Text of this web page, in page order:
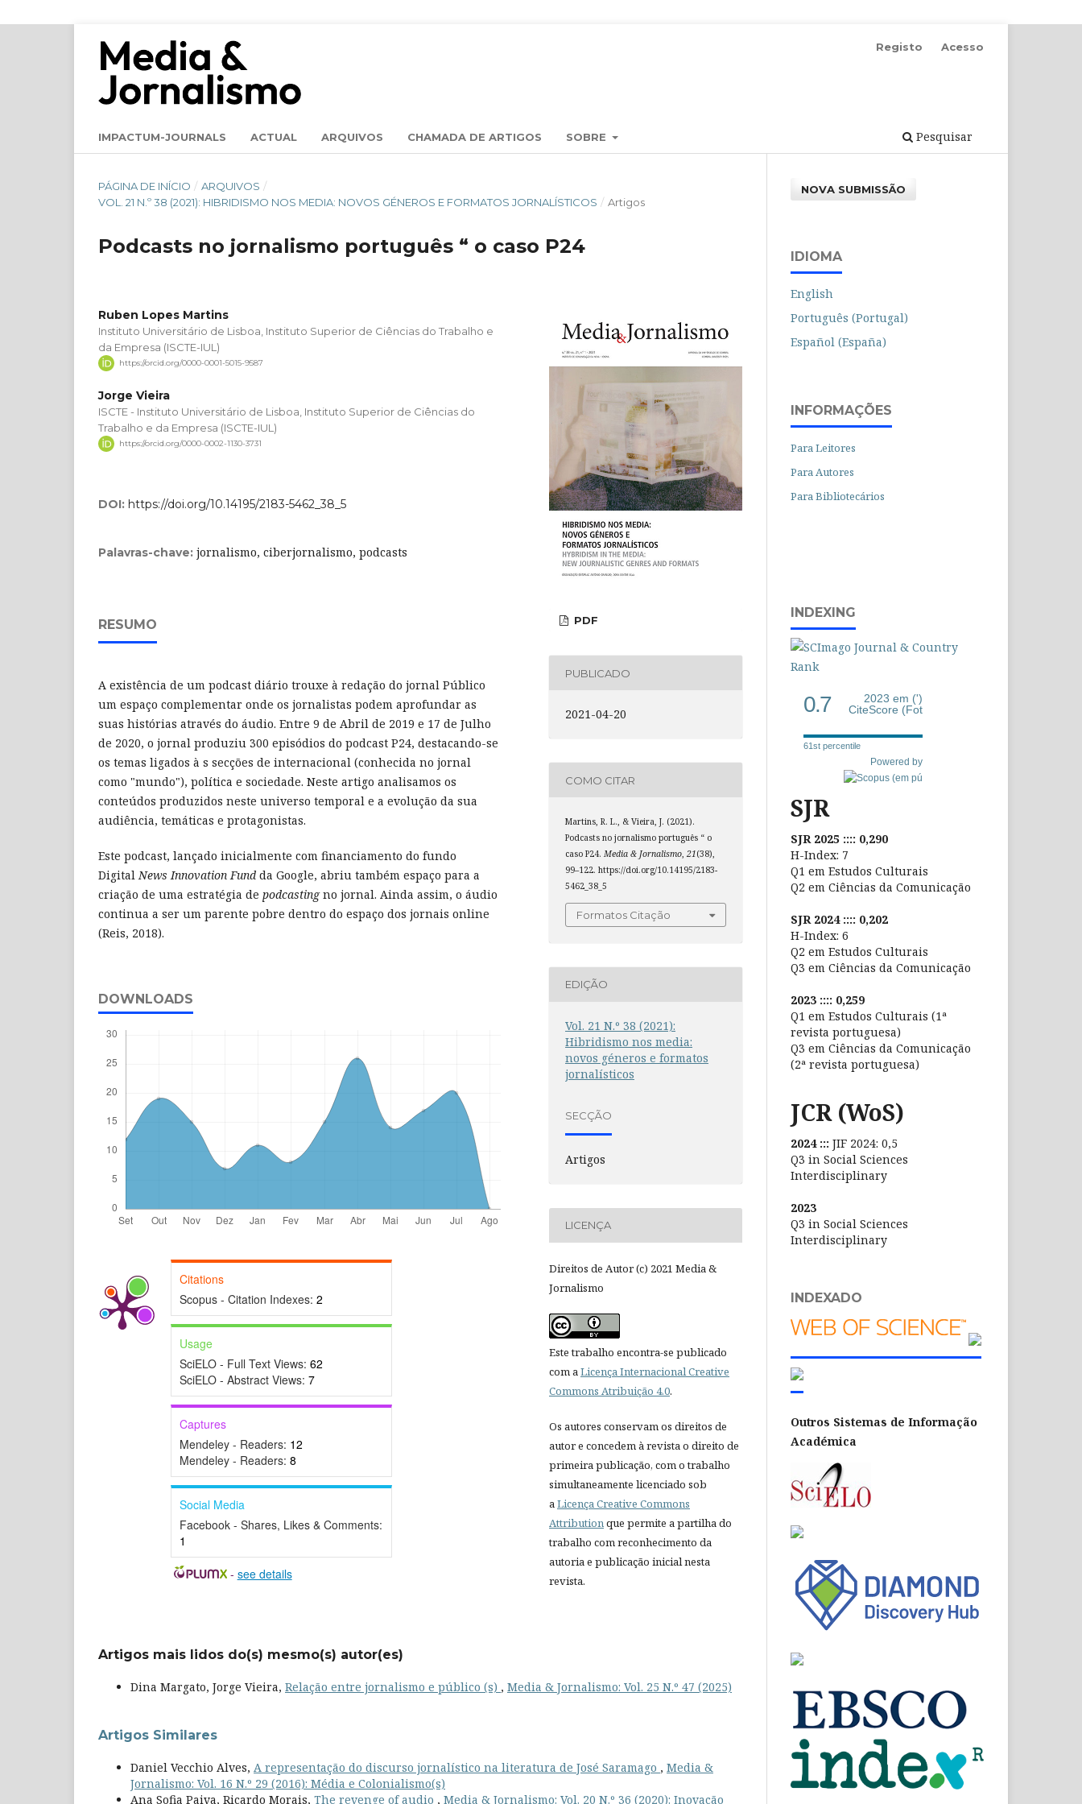
IMPACTUM-JOURNALS ACTUAL ARQUIVOS CHAMADA DE ARTIGOS SOBRE Pesquisar
Registo Acesso
PÁGINA DE INÍCIO / ARQUIVOS /
VOL. 21 N.º 38 (2021): HIBRIDISMO NOS MEDIA: NOVOS GÉNEROS E FORMATOS JORNALÍSTICOS / Artigos
Podcasts no jornalismo português “ o caso P24
Ruben Lopes Martins
Instituto Universitário de Lisboa, Instituto Superior de Ciências do Trabalho e
da Empresa (ISCTE-IUL)
https://orcid.org/0000-0001-5015-9587
Jorge Vieira
ISCTE - Instituto Universitário de Lisboa, Instituto Superior de Ciências do
Trabalho e da Empresa (ISCTE-IUL)
https://orcid.org/0000-0002-1130-3731
DOI: https://doi.org/10.14195/2183-5462_38_5
Palavras-chave: jornalismo, ciberjornalismo, podcasts
RESUMO
A existência de um podcast diário trouxe à redação do jornal Público
um espaço complementar onde os jornalistas podem aprofundar as
suas histórias através do áudio. Entre 9 de Abril de 2019 e 17 de Julho
de 2020, o jornal produziu 300 episódios do podcast P24, destacando-se
os temas ligados à s secções de internacional (conhecida no jornal
como "mundo"), política e sociedade. Neste artigo analisamos os
conteúdos produzidos neste universo temporal e a evolução da sua
audiência, temáticas e protagonistas.
Este podcast, lançado inicialmente com financiamento do fundo
DigitalNews Innovation Fund da Google, abriu também espaço para a
criação de uma estratégia de podcastingno jornal. Ainda assim, o áudio
continua a ser um parente pobre dentro do espaço dos jornais online
(Reis, 2018).
DOWNLOADS
Citations
Scopus - Citation Indexes: 2
Usage
SciELO - Full Text Views: 62
SciELO - Abstract Views: 7
Captures
Mendeley - Readers: 12
Mendeley - Readers: 8
Social Media
Facebook - Shares, Likes & Comments:
1
- see details
PDF
PUBLICADO
2021-04-20
COMO CITAR
Martins, R. L., & Vieira, J. (2021).
Podcasts no jornalismo português “ o
caso P24.Media & Jornalismo,21(38),
99–122. https://doi.org/10.14195/2183-
5462_38_5
Formatos Citação
EDIÇÃO
Vol. 21 N.º 38 (2021):
Hibridismo nos media:
novos géneros e formatos
jornalísticos
SECÇÃO
Artigos
LICENÇA
Direitos de Autor (c) 2021 Media &
Jornalismo
Este trabalho encontra-se publicado
com aLicença Internacional Creative
Commons Atribuição 4.0.
Os autores conservam os direitos de
autor e concedem à revista o direito de
primeira publicação, com o trabalho
simultaneamente licenciado sob
aLicença Creative Commons
Attributionque permite a partilha do
trabalho com reconhecimento da
autoria e publicação inicial nesta
revista.
Artigos mais lidos do(s) mesmo(s) autor(es)
Dina Margato, Jorge Vieira, Relação entre jornalismo e público (s) , Media & Jornalismo: Vol. 25 N.º 47 (2025)
Artigos Similares
Daniel Vecchio Alves, A representação do discurso jornalístico na literatura de José Saramago , Media &
Jornalismo: Vol. 16 N.º 29 (2016): Média e Colonialismo(s)
Ana Sofia Paiva, Ricardo Morais, The revenge of audio , Media & Jornalismo: Vol. 20 N.º 36 (2020): Inovação
NOVA SUBMISSÃO
IDIOMA
English
Português (Portugal)
Español (España)
INFORMAÇÕES
Para Leitores
Para Autores
Para Bibliotecários
INDEXING
0.7
2023 em (')
CiteScore (Fot
61st percentile
Powered by
SJR
SJR 2025 :::: 0,290
H-Index: 7
Q1 em Estudos Culturais
Q2 em Ciências da Comunicação
SJR 2024 :::: 0,202
H-Index: 6
Q2 em Estudos Culturais
Q3 em Ciências da Comunicação
2023 :::: 0,259
Q1 em Estudos Culturais (1ª
revista portuguesa)
Q3 em Ciências da Comunicação
(2ª revista portuguesa)
JCR (WoS)
2024 ::: JIF 2024: 0,5
Q3 in Social Sciences
Interdisciplinary
2023
Q3 in Social Sciences
Interdisciplinary
INDEXADO
Outros Sistemas de Informação
Académica